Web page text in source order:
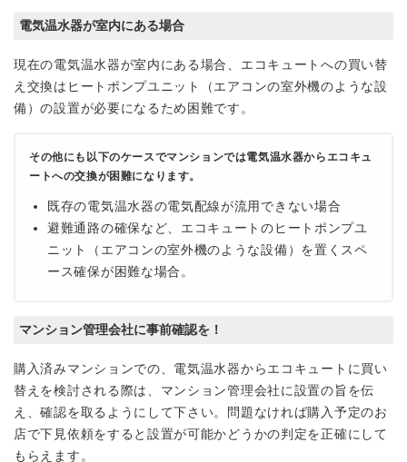
電気温水器が室内にある場合
現在の電気温水器が室内にある場合、エコキュートへの買い替
え交換はヒートポンプユニット（エアコンの室外機のような設
備）の設置が必要になるため困難です。
その他にも以下のケースでマンションでは電気温水器からエコキュ
ートへの交換が困難になります。
既存の電気温水器の電気配線が流用できない場合
避難通路の確保など、エコキュートのヒートポンプユ
ニット（エアコンの室外機のような設備）を置くスペ
ース確保が困難な場合。
マンション管理会社に事前確認を！
購入済みマンションでの、電気温水器からエコキュートに買い
替えを検討される際は、マンション管理会社に設置の旨を伝
え、確認を取るようにして下さい。問題なければ購入予定のお
店で下見依頼をすると設置が可能かどうかの判定を正確にして
もらえます。